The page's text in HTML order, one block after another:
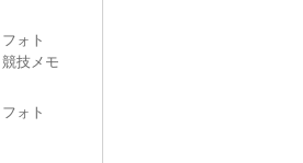
フォト
競技メモ
フォト